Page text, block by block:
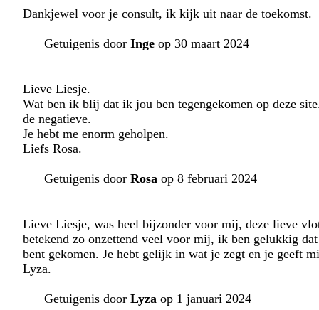
Dankjewel voor je consult, ik kijk uit naar de toekomst.
Getuigenis door Inge op 30 maart 2024
Lieve Liesje.
Wat ben ik blij dat ik jou ben tegengekomen op deze
de negatieve.
Je hebt me enorm geholpen.
Liefs Rosa.
Getuigenis door Rosa op 8 februari 2024
Lieve Liesje, was heel bijzonder voor mij, deze lieve
betekend zo onzettend veel voor mij, ik ben gelukkig
bent gekomen. Je hebt gelijk in wat je zegt en je geeft
Lyza.
Getuigenis door Lyza op 1 januari 2024